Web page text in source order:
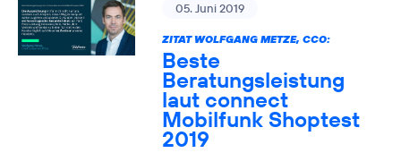
05. Juni 2019
ZITAT WOLFGANG METZE, CCO:
Beste
Beratungsleistung
laut connect
Mobilfunk Shoptest
2019